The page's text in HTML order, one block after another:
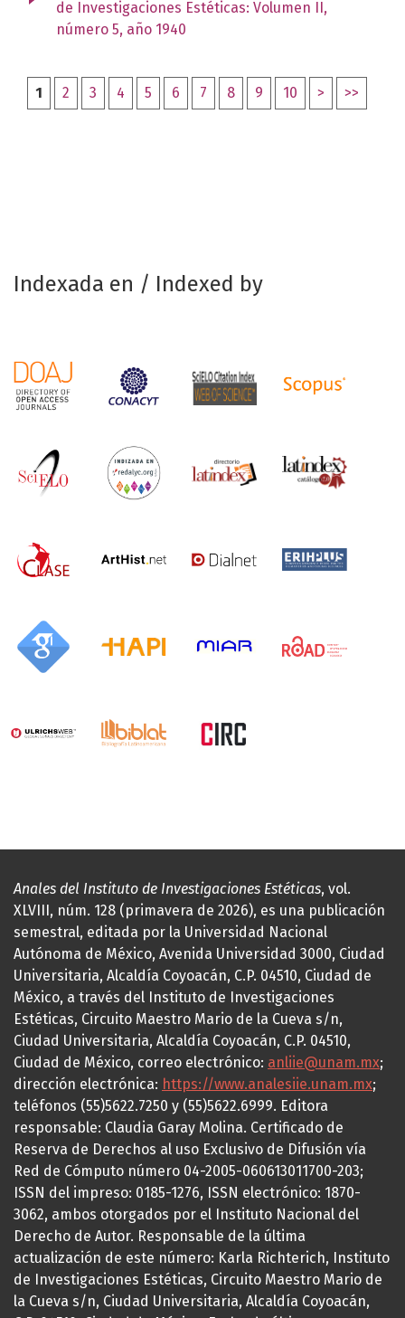
de Investigaciones Estéticas: Volumen II,
número 5, año 1940
1 2 3 4 5 6 7 8 9 10 > >>
Indexada en / Indexed by
Anales del Instituto de Investigaciones Estéticas, vol.
XLVIII, núm. 128 (primavera de 2026), es una publicación
semestral, editada por la Universidad Nacional
Autónoma de México, Avenida Universidad 3000, Ciudad
Universitaria, Alcaldía Coyoacán, C.P. 04510, Ciudad de
México, a través del Instituto de Investigaciones
Estéticas, Circuito Maestro Mario de la Cueva s/n,
Ciudad Universitaria, Alcaldía Coyoacán, C.P. 04510,
Ciudad de México, correo electrónico: anliie@unam.mx;
dirección electrónica: https://www.analesiie.unam.mx;
teléfonos (55)5622.7250 y (55)5622.6999. Editora
responsable: Claudia Garay Molina. Certificado de
Reserva de Derechos al uso Exclusivo de Difusión vía
Red de Cómputo número 04-2005-060613011700-203;
ISSN del impreso: 0185-1276, ISSN electrónico: 1870-
3062, ambos otorgados por el Instituto Nacional del
Derecho de Autor. Responsable de la última
actualización de este número: Karla Richterich, Instituto
de Investigaciones Estéticas, Circuito Maestro Mario de
la Cueva s/n, Ciudad Universitaria, Alcaldía Coyoacán,